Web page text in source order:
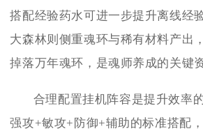
搭配经验药水可进一步提升离线经
大森林则侧重魂环与稀有材料产出
掉落万年魂环，是魂师养成的关键
合理配置挂机阵容是提升效率
强攻+敏攻+防御+辅助的标准搭配